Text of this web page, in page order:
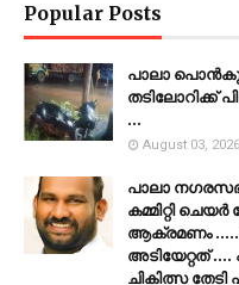
Popular Posts
പാലാ
തടിലോറിക്ക്
...
August 03, 2026
പാലാ
കമ്മിറ്റി
ആക്രമണം
അടിയേറ്റത്
ചികിത്സ